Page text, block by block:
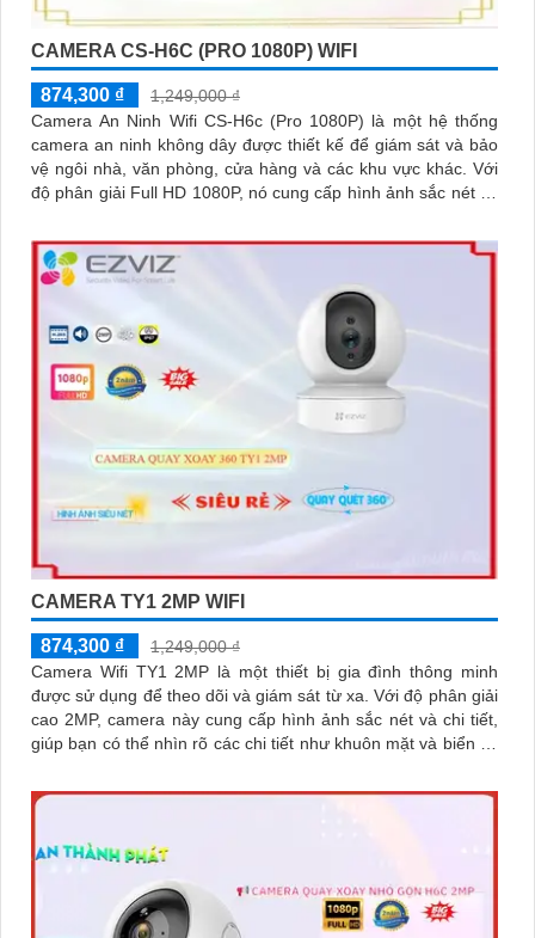
CAMERA CS-H6C (PRO 1080P) WIFI
874,300 ₫
1,249,000 ₫
Camera An Ninh Wifi CS-H6c (Pro 1080P) là một hệ thống
camera an ninh không dây được thiết kế để giám sát và bảo
vệ ngôi nhà, văn phòng, cửa hàng và các khu vực khác. Với
độ phân giải Full HD 1080P, nó cung cấp hình ảnh sắc nét và
CAMERA TY1 2MP WIFI
874,300 ₫
1,249,000 ₫
Camera Wifi TY1 2MP là một thiết bị gia đình thông minh
được sử dụng để theo dõi và giám sát từ xa. Với độ phân giải
cao 2MP, camera này cung cấp hình ảnh sắc nét và chi tiết,
giúp bạn có thể nhìn rõ các chi tiết như khuôn mặt và biển số